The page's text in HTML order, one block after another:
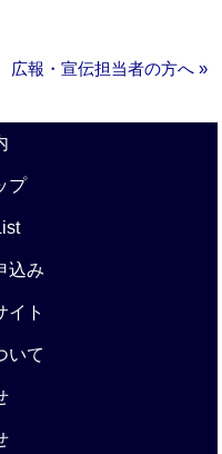
広報・宣伝担当者の方へ »
プ
込み
イト
いて